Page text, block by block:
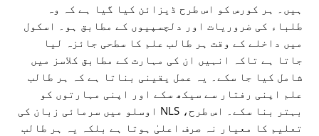
ہیں۔ ہر کورس کو اس طرح ڈیزائن کیا گیا ہے کہ وہ
طلباء کی ضروریات اور دلچسپیوں کے مطابق ہو۔ اسکول
میں داخلے کے وقت ہر طالب علم کا سطحی جائزہ لیا
جاتا ہے تاکہ انہیں ان کی مہارت کے مطابق کلاسز میں
شامل کیا جا سکے۔ یہ عمل یقینی بناتا ہے کہ ہر طالب
علم اپنی رفتار سے سیکھ سکے اور اپنی مہارتوں کو
بہتر بنا سکے۔ اس طرح، NLS اوسلو میں سرمائی زبان کی
تعلیم کا معیار نہ صرف اعلیٰ ہوتا ہے بلکہ یہ ہر طالب